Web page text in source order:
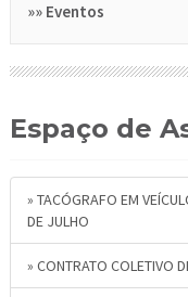
»» Eventos
Espaço de
» TACÓGRAFO EM
DE JULHO
» CONTRATO COLETIVO